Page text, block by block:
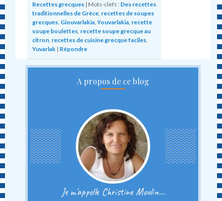
Recettes grecques | Mots-clefs : Des recettes
traditionnelles de Grèce, recettes de soupes
grecques, Giouvarlakia,Youvarlakia, recette
soupe boulettes, recette soupe grecque au
citron, recettes de cuisine grecque faciles,
Yuvarlak | Répondre
A propos de ce blog
Je m'appelle Christine Moulin...